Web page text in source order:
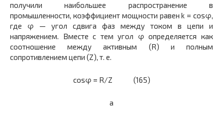
получили наибольшее распространение в
промышленности, коэффициент мощности равен k = cosφ,
где φ — угол сдвига фаз между током в цепи и
напряжением. Вместе с тем угол φ определяется как
соотношение между активным (R) и полным
сопротивлением цепи (Z), т. е.
cosφ = R/Z (165)
а